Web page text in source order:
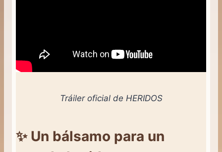
Tráiler oficial de HERIDOS
✨ Un bálsamo para un